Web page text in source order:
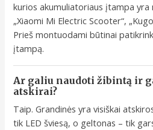
kurios akumuliatoriaus įtampa yra
„Xiaomi Mi Electric Scooter“,
Prieš montuodami būtinai
įtampą.
Ar galiu naudoti žibintą ir
atskirai?
Taip. Grandinės yra visiškai
tik LED šviesą, o geltonas – tik